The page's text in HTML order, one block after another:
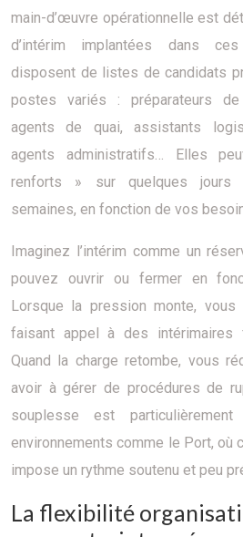
main-d’œuvre opérationnelle est
d’intérim implantées dans
disposent de listes de candidats
postes variés : préparateurs de
agents de quai, assistants
agents administratifs… Elles
renforts » sur quelques jours
semaines, en fonction de vos
Imaginez l’intérim comme un
pouvez ouvrir ou fermer en
Lorsque la pression monte,
faisant appel à des intérimaires
Quand la charge retombe, vous
avoir à gérer de procédures de
souplesse est
environnements comme le Port, où
impose un rythme soutenu et peu
La flexibilité